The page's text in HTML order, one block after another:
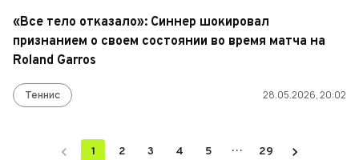
«Все тело отказало»: Синнер шокировал
признанием о своем состоянии во время матча на
Roland Garros
Теннис 28.05.2026, 20:02
1 2 3 4 5 … 29